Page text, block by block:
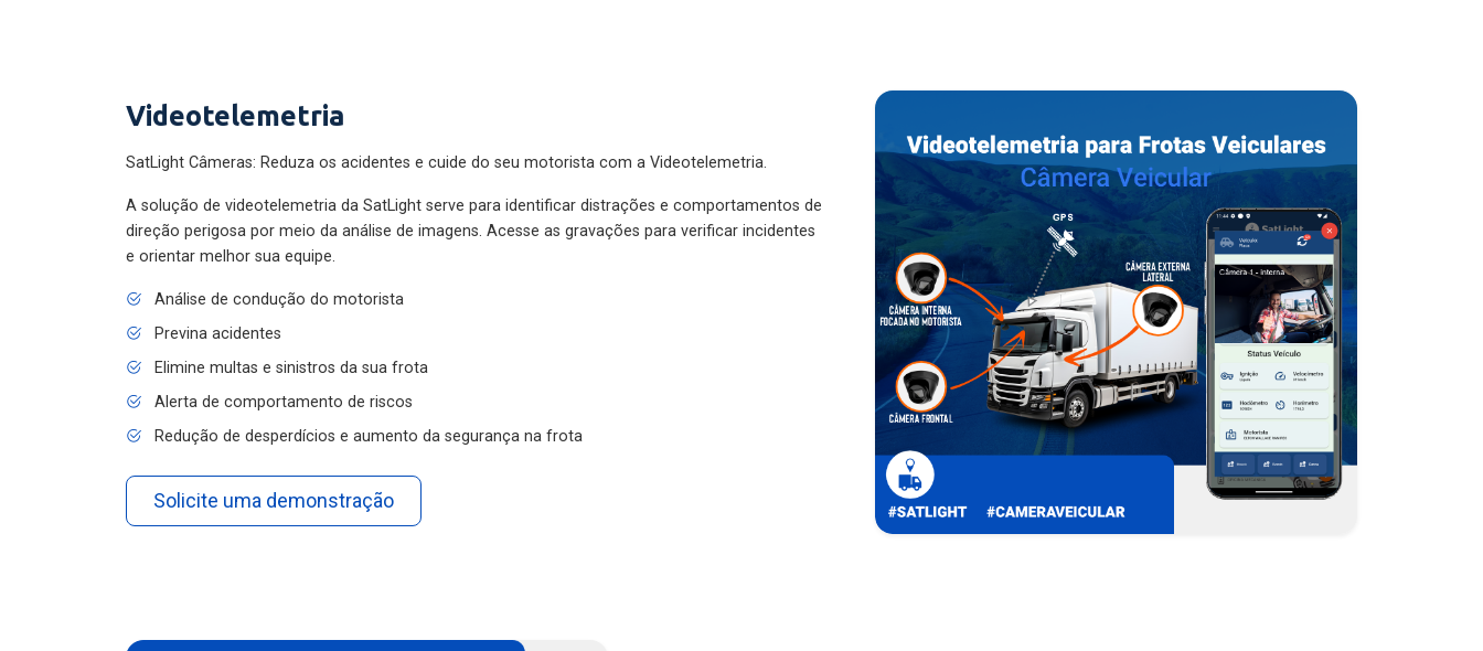
Videotelemetria
SatLight Câmeras: Reduza os acidentes e cuide do seu motorista com a Videotelemetria.
A solução de videotelemetria da SatLight serve para identificar distrações e comportamentos de
direção perigosa por meio da análise de imagens. Acesse as gravações para verificar incidentes
e orientar melhor sua equipe.
Análise de condução do motorista
Previna acidentes
Elimine multas e sinistros da sua frota
Alerta de comportamento de riscos
Redução de desperdícios e aumento da segurança na frota
Solicite uma demonstração